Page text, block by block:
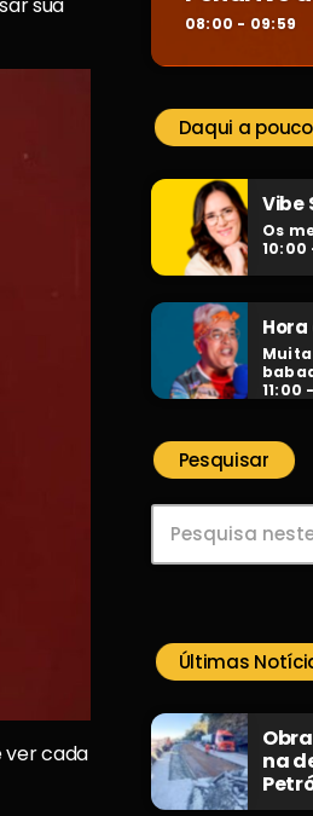
sua
ver cada
08:00 - 09:59
Daqui a
Vibe
Os
10:00
Hora
11:00
Pesquisar
Últimas
na